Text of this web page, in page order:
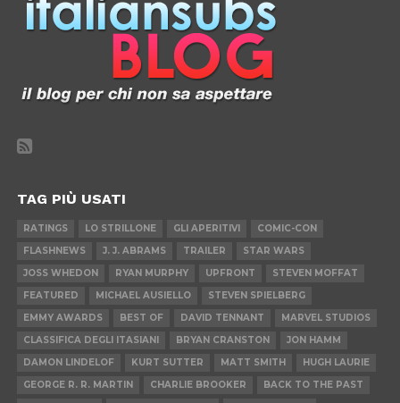
TAG PIÙ USATI
RATINGS LO STRILLONE GLI APERITIVI
COMIC-CON
FLASHNEWS
J. J. ABRAMS TRAILER
STAR WARS
JOSS WHEDON
RYAN MURPHY UPFRONT
STEVEN MOFFAT
FEATURED
MICHAEL AUSIELLO
STEVEN SPIELBERG
EMMY AWARDS
BEST OF DAVID TENNANT
MARVEL STUDIOS
CLASSIFICA DEGLI ITASIANI
BRYAN CRANSTON
JON HAMM
DAMON LINDELOF
KURT SUTTER MATT SMITH
HUGH LAURIE
GEORGE R. R. MARTIN
CHARLIE BROOKER
BACK TO THE PAST